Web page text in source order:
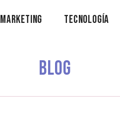
Marketing Tecnología
Blog